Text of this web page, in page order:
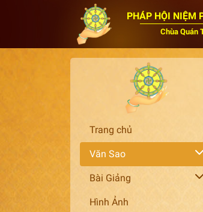
PHÁP HỘI NIỆM
Chùa Quán
Trang chủ
Văn Sao
Bài Giảng
Hình Ảnh